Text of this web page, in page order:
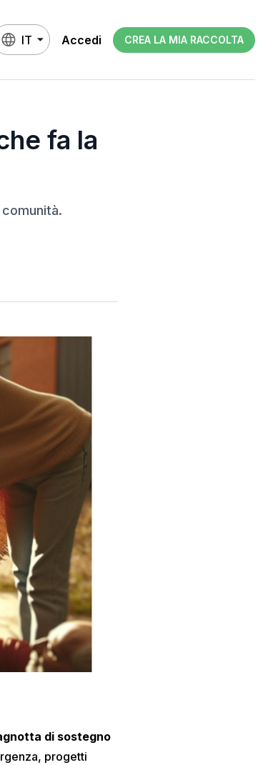
IT Accedi CREA LA MIA RACCOLTA
fa la
di sostegno
progetti